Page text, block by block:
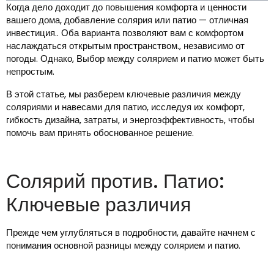
Когда дело доходит до повышения комфорта и ценности
вашего дома, добавление солярия или патио — отличная
инвестиция.. Оба варианта позволяют вам с комфортом
наслаждаться открытым пространством., независимо от
погоды. Однако, Выбор между солярием и патио может быть
непростым.
В этой статье, мы разберем ключевые различия между
соляриями и навесами для патио, исследуя их комфорт,
гибкость дизайна, затраты, и энергоэффективность, чтобы
помочь вам принять обоснованное решение.
Солярий против. Патио:
Ключевые различия
Прежде чем углубляться в подробности, давайте начнем с
понимания основной разницы между солярием и патио.